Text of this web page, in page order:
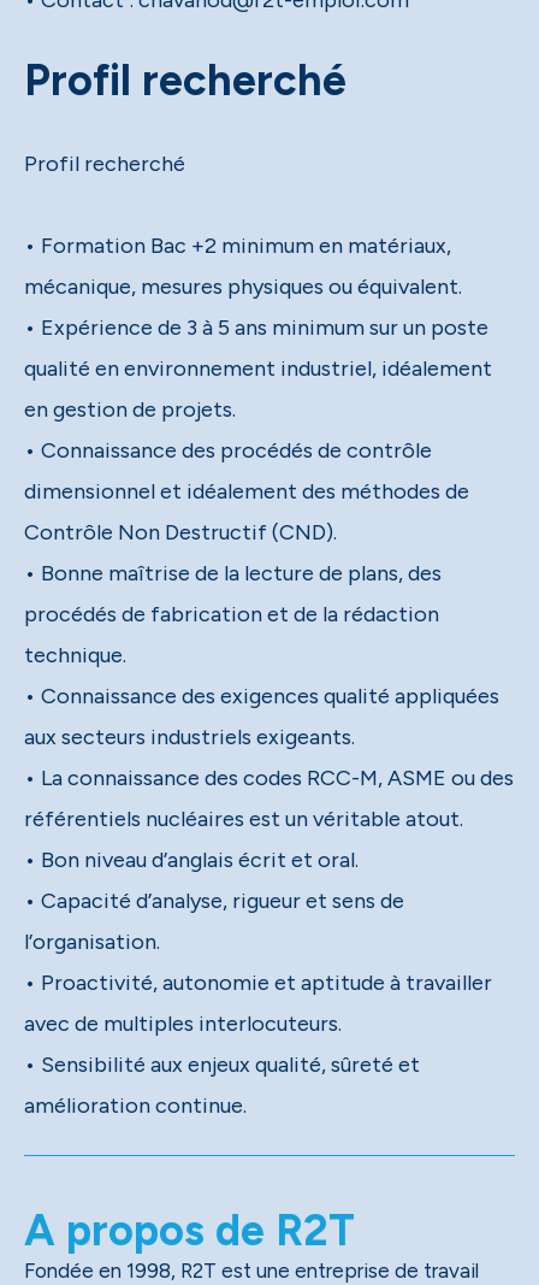
Profil recherché
Profil recherché
• Formation Bac +2 minimum en matériaux,
mécanique, mesures physiques ou équivalent.
• Expérience de 3 à 5 ans minimum sur un poste
qualité en environnement industriel, idéalement
en gestion de projets.
• Connaissance des procédés de contrôle
dimensionnel et idéalement des méthodes de
Contrôle Non Destructif (CND).
• Bonne maîtrise de la lecture de plans, des
procédés de fabrication et de la rédaction
technique.
• Connaissance des exigences qualité appliquées
aux secteurs industriels exigeants.
• La connaissance des codes RCC-M, ASME ou des
référentiels nucléaires est un véritable atout.
• Bon niveau d’anglais écrit et oral.
• Capacité d’analyse, rigueur et sens de
l’organisation.
• Proactivité, autonomie et aptitude à travailler
avec de multiples interlocuteurs.
• Sensibilité aux enjeux qualité, sûreté et
amélioration continue.
A propos de R2T
Fondée en 1998, R2T est une entreprise de travail